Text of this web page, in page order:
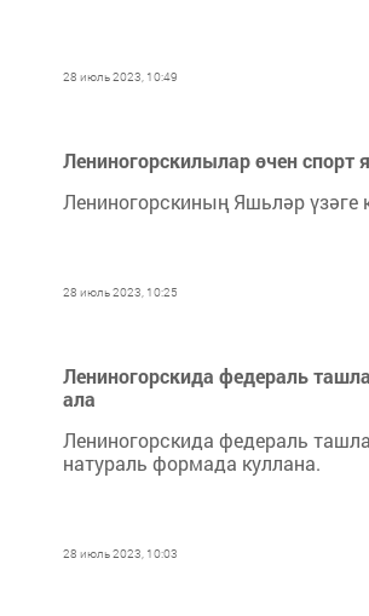
28 июль 2023, 10:49
Лениногорскилылар өчен
Лениногорскиның Яшьләр
28 июль 2023, 10:25
Лениногорскида федераль
ала
Лениногорскида федераль
натураль формада куллана.
28 июль 2023, 10:03